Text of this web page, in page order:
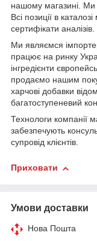
нашому магазині. Ми
Всі позиції в
сертифікати аналізів.
Ми являємся
працює на ринку
інгредієнти
продаємо нашим
харчові добавки
багатоступеневий
Технологи компанії
забезпечують
супровід клієнтів.
Приховати
Умови доставки
Нова Пошта